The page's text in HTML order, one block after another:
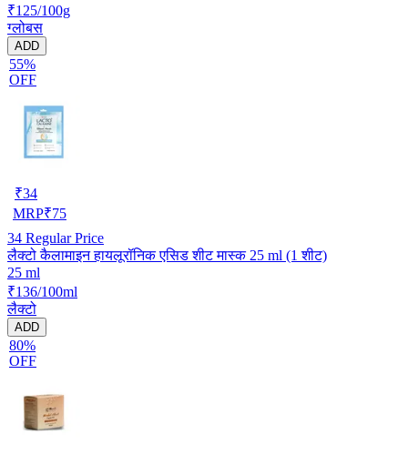
₹125/100g
ग्लोबस
ADD
55%
OFF
₹34
MRP₹75
34 Regular Price
लैक्टो कैलामाइन हायलूरॉनिक एसिड शीट मास्क 25 ml (1 शीट)
25 ml
₹136/100ml
लैक्टो
ADD
80%
OFF